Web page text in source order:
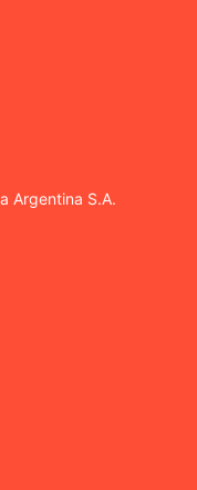
Argentina S.A.